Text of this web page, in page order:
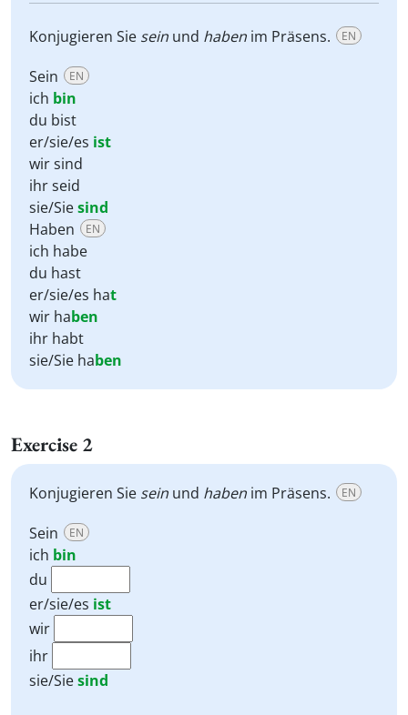
Konjugieren Sie sein und haben im Präsens. EN
Sein EN
ich bin
du bist
er/sie/es ist
wir sind
ihr seid
sie/Siesind
Haben
EN
ich habe
du hast
er/sie/es hat
wir haben
ihr habt
sie/Sie haben
Exercise 2
Konjugieren Sie sein und haben im Präsens. EN
Sein EN
ich bin
du
er/sie/es ist
wir
ihr
sie/Siesind